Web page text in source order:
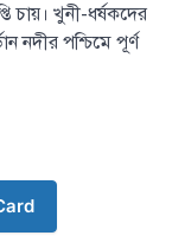
চায়। খুনী-ধর্ষকদের
নদীর পশ্চিমে পূর্ণ